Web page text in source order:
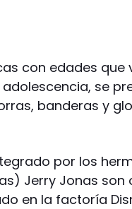
con edades
se
banderas y
por los
Jerry Jonas
en la factoría